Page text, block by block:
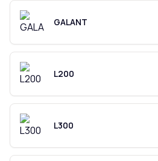
GALANT
L200
L300